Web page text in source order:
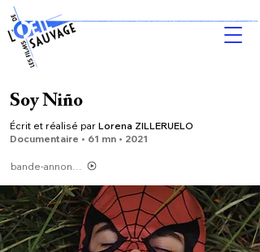
Soy Niño
Écrit et réalisé par Lorena ZILLERUELO
Documentaire • 61 mn • 2021